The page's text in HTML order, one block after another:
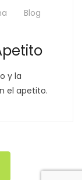
Blog
y la
el apetito.